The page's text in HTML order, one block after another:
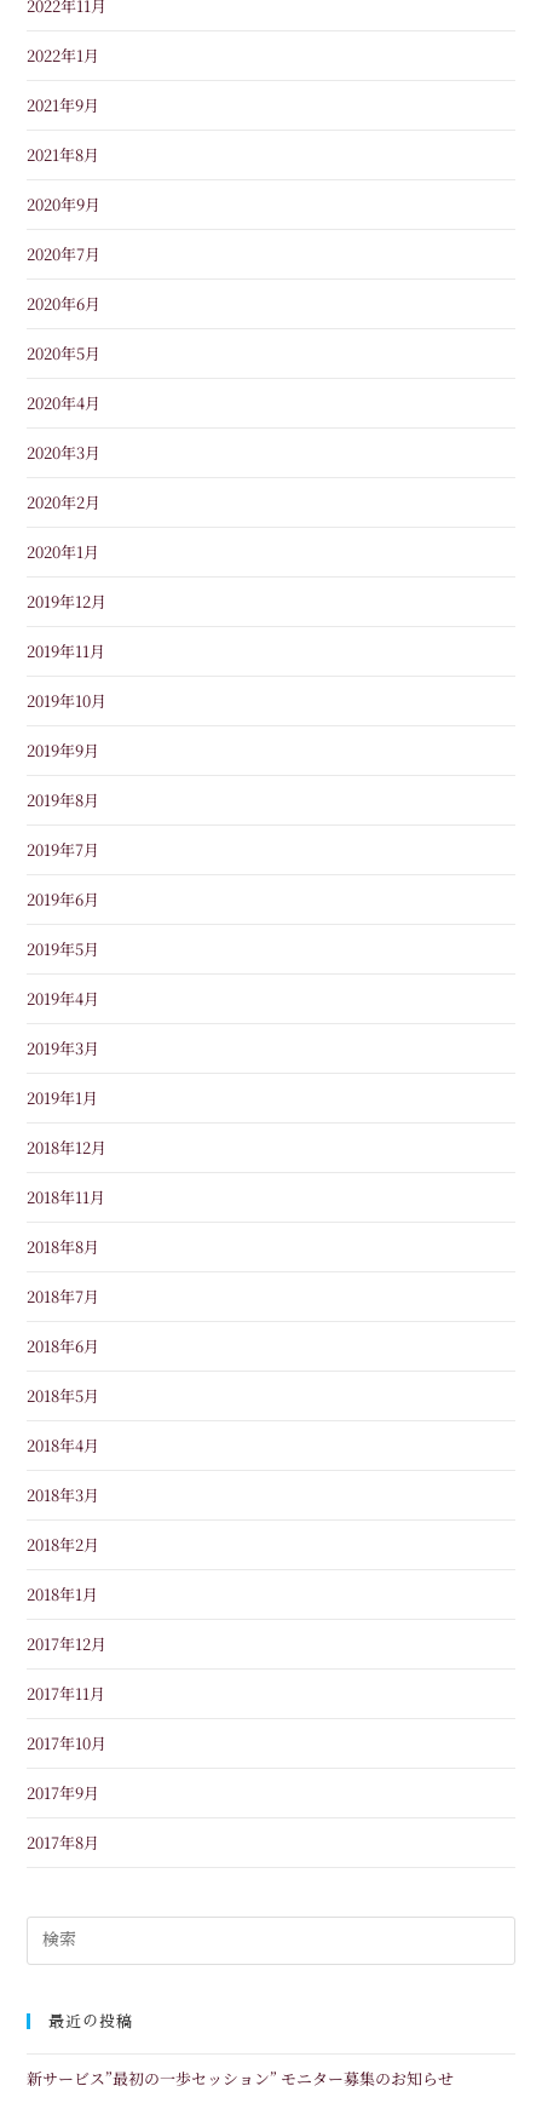
2022年11月
2022年1月
2021年9月
2021年8月
2020年9月
2020年7月
2020年6月
2020年5月
2020年4月
2020年3月
2020年2月
2020年1月
2019年12月
2019年11月
2019年10月
2019年9月
2019年8月
2019年7月
2019年6月
2019年5月
2019年4月
2019年3月
2019年1月
2018年12月
2018年11月
2018年8月
2018年7月
2018年6月
2018年5月
2018年4月
2018年3月
2018年2月
2018年1月
2017年12月
2017年11月
2017年10月
2017年9月
2017年8月
最近の投稿
新サービス”最初の一歩セッション” モニター募集のお知らせ